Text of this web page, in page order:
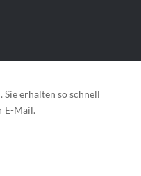
erhalten so schnell
E-Mail.